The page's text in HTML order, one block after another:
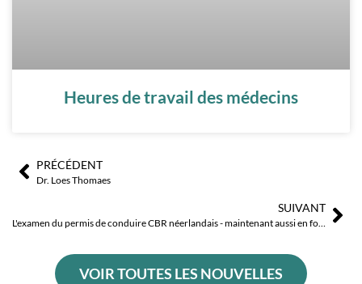
Heures de travail des médecins
Précédent
PRÉCÉDENT
Dr. Loes Thomaes
SUIVANT
L'examen du permis de conduire CBR néerlandais - maintenant aussi en format numérique !
VOIR TOUTES LES NOUVELLES